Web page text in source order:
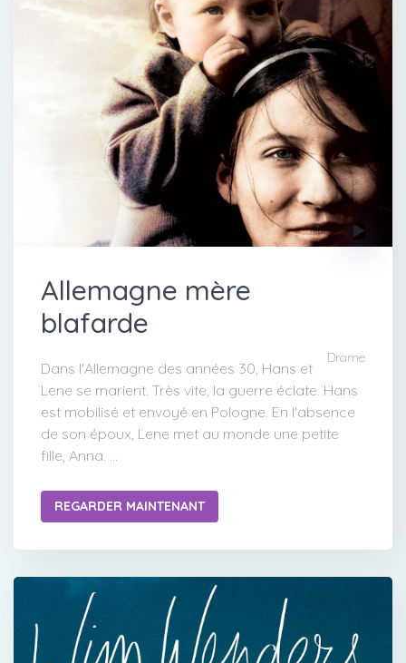
Allemagne mère
blafarde
Drame
Dans l'Allemagne des années 30, Hans et
Lene se marient. Très vite, la guerre éclate. Hans
est mobilisé et envoyé en Pologne. En l'absence
de son époux, Lene met au monde une petite
fille, Anna. ...
REGARDER MAINTENANT